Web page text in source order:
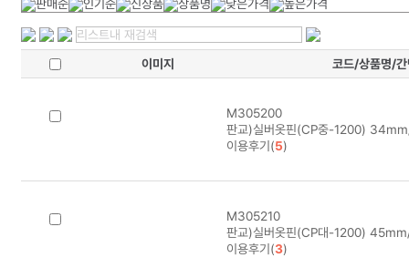
이미지 코드/상품명/간
M305200
판교)실버옷핀(CP중-1200)
이용후기(5)
M305210
판교)실버옷핀(CP대-1200)
이용후기(3)